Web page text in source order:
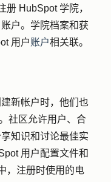
HubSpot 学院，
户。学院档案和获
用户账户相关联。
新帐户时，他们也
社区允许用户、合
知识和讨论最佳实
用户配置文件和
，注册时使用的电